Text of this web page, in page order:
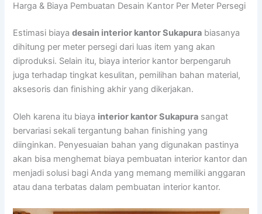
Harga & Biaya Pembuatan Desain Kantor Per Meter Persegi
Estimasi biayadesain interior kantor Sukapura biasanya
dihitung per meter persegi dari luas item yang akan
diproduksi. Selain itu, biaya interior kantor berpengaruh
juga terhadap tingkat kesulitan, pemilihan bahan material,
aksesoris dan finishing akhir yang dikerjakan.
Oleh karena itu biaya interior kantor Sukapura sangat
bervariasi sekali tergantung bahan finishing yang
diinginkan. Penyesuaian bahan yang digunakan pastinya
akan bisa menghemat biaya pembuatan interior kantor dan
menjadi solusi bagi Anda yang memang memiliki anggaran
atau dana terbatas dalam pembuatan interior kantor.